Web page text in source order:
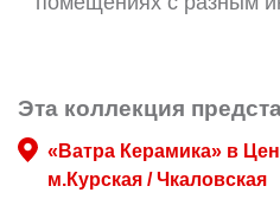
Эта коллекция
«Ватра Керамика» в
м.Курская / Чкаловская